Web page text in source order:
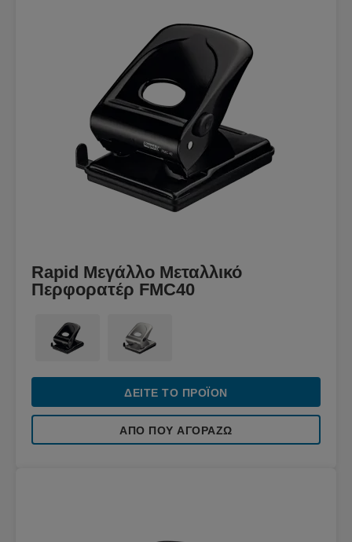
Rapid Μεγάλλο Μεταλλικό
Περφορατέρ FMC40
ΔΕΊΤΕ ΤΟ ΠΡΟΪΌΝ
ΑΠΌ ΠΟΥ ΑΓΟΡΆΖΩ